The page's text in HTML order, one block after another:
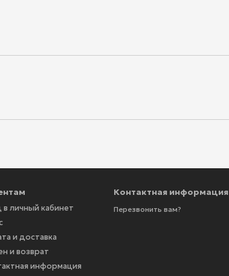
в личный кабинет
и доставка
и возврат
информация
Контактная информация
Перезвонить вам?